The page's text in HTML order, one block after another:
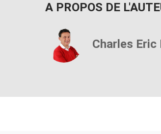
A PROPOS DE
Charles Eric